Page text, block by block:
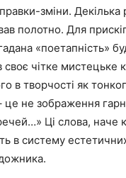
зміни. Декілька
полотно. Для
«поетапність»
чітке мистецьке
в творчості як
це не зображення
Ці слова, наче
в систему